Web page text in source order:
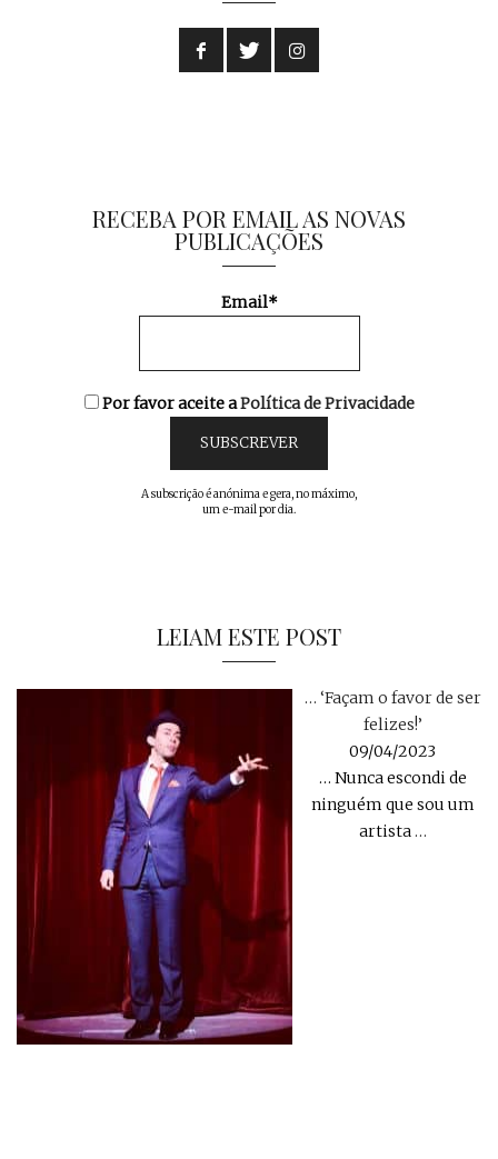
RECEBA POR EMAIL AS NOVAS
PUBLICAÇÕES
Email*
Por favor aceite aPolítica de Privacidade
A subscrição é anónima e gera, no máximo,
um e-mail por dia.
LEIAM ESTE POST
… ‘Façam o favor de ser
felizes!’
09/04/2023
… Nunca escondi de
ninguém que sou um
artista…